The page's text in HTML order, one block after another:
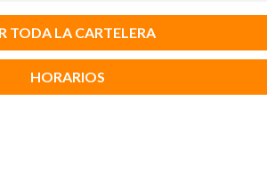
TODA LA CARTELERA
HORARIOS